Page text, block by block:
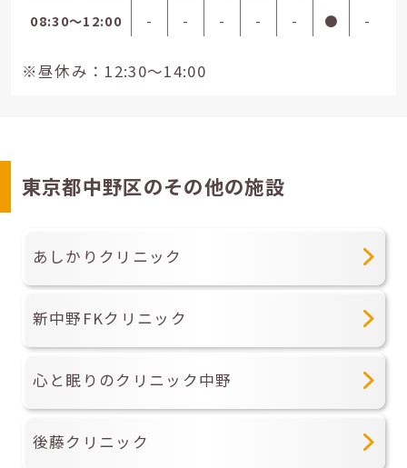
08:30〜12:00
- - - - - ● -
※昼休み：12:30～14:00
東京都中野区のその他の施設
あしかりクリニック
新中野FKクリニック
心と眠りのクリニック中野
後藤クリニック